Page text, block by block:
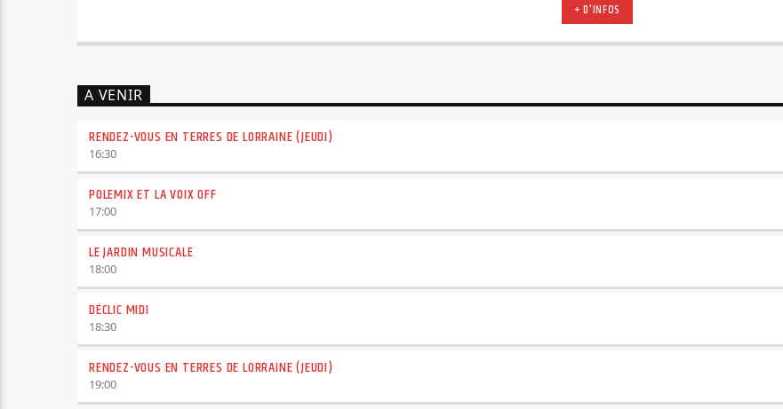
+ D'INFOS
A VENIR
RENDEZ-VOUS EN TERRES DE LORRAINE (JEUDI)
16:30
POLEMIX ET LA VOIX OFF
17:00
LE JARDIN MUSICALE
18:00
DÉCLIC MIDI
18:30
RENDEZ-VOUS EN TERRES DE LORRAINE (JEUDI)
19:00